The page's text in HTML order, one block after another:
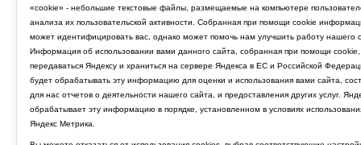
«cookie» - небольшие текстовые файлы, размещаемые на компьютере
анализа их пользовательской активности. Собранная при помощи cookie
может идентифицировать вас, однако может помочь нам улучшить работу нашего
Информация об использовании вами данного сайта, собранная при помощи cookie,
передаваться Яндексу и храниться на сервере Яндекса в ЕС и Российской
будет обрабатывать эту информацию для оценки и использования вами сайта,
для нас отчетов о деятельности нашего сайта, и предоставления других услуг.
обрабатывает эту информацию в порядке, установленном в условиях
Яндекс Метрика.